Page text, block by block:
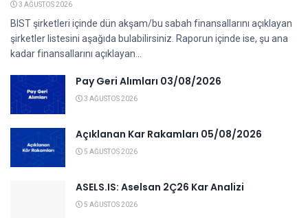
3 AĞUSTOS 2026
BIST şirketleri içinde dün akşam/bu sabah finansallarını açıklayan
şirketler listesini aşağıda bulabilirsiniz. Raporun içinde ise, şu ana
kadar finansallarını açıklayan...
Pay Geri Alımları 03/08/2026
3 AĞUSTOS 2026
Açıklanan Kar Rakamları 05/08/2026
5 AĞUSTOS 2026
ASELS.IS: Aselsan 2Ç26 Kar Analizi
5 AĞUSTOS 2026